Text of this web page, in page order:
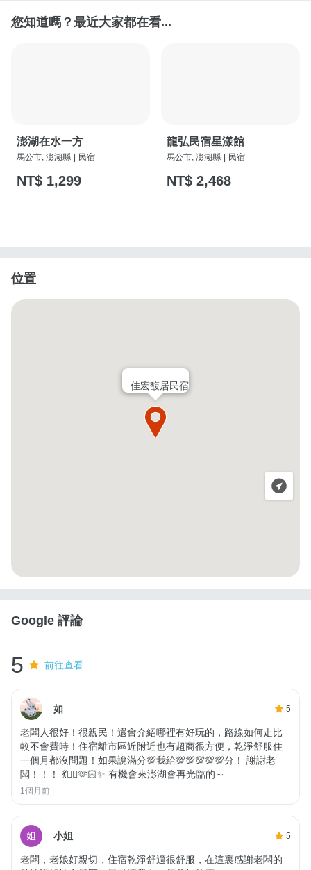
您知道嗎？最近大家都在看...
澎湖在水一方
馬公市, 澎湖縣 民宿
NT$ 1,299
龍弘民宿星漾館
馬公市, 澎湖縣 民宿
NT$ 2,468
位置
佳宏馥居民宿
Google 評論
5 前往查看
如 5
老闆人很好！很親民！還會介紹哪裡有好玩的，路線如何走比
較不會費時！住宿離市區近附近也有超商很方便，乾淨舒服住
一個月都沒問題！如果說滿分💯我給💯💯💯💯💯分！ 謝謝老
闆！！！ 💃❤️‍🔥🫶🏻✨ 有機會來澎湖會再光臨的～
1個月前
小姐 5
老闆，老娘好親切，住宿乾淨舒適很舒服，在這裏感謝老闆的